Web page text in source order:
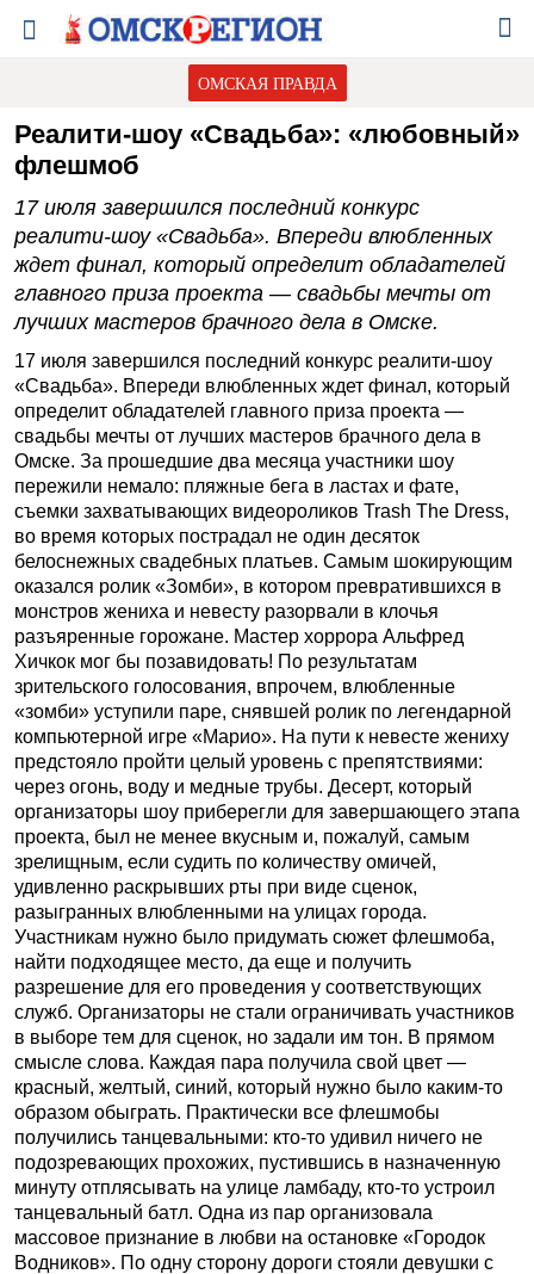
ОМСКАЯ ПРАВДА
Реалити-шоу «Свадьба»: «любовный»
флешмоб
17 июля завершился последний конкурс
реалити-шоу «Свадьба». Впереди влюбленных
ждет финал, который определит обладателей
главного приза проекта — свадьбы мечты от
лучших мастеров брачного дела в Омске.
17 июля завершился последний конкурс реалити-шоу
«Свадьба». Впереди влюбленных ждет финал, который
определит обладателей главного приза проекта —
свадьбы мечты от лучших мастеров брачного дела в
Омске. За прошедшие два месяца участники шоу
пережили немало: пляжные бега в ластах и фате,
съемки захватывающих видеороликов Trash The Dress,
во время которых пострадал не один десяток
белоснежных свадебных платьев. Самым шокирующим
оказался ролик «Зомби», в котором превратившихся в
монстров жениха и невесту разорвали в клочья
разъяренные горожане. Мастер хоррора Альфред
Хичкок мог бы позавидовать! По результатам
зрительского голосования, впрочем, влюбленные
«зомби» уступили паре, снявшей ролик по легендарной
компьютерной игре «Марио». На пути к невесте жениху
предстояло пройти целый уровень с препятствиями:
через огонь, воду и медные трубы. Десерт, который
организаторы шоу приберегли для завершающего этапа
проекта, был не менее вкусным и, пожалуй, самым
зрелищным, если судить по количеству омичей,
удивленно раскрывших рты при виде сценок,
разыгранных влюбленными на улицах города.
Участникам нужно было придумать сюжет флешмоба,
найти подходящее место, да еще и получить
разрешение для его проведения у соответствующих
служб. Организаторы не стали ограничивать участников
в выборе тем для сценок, но задали им тон. В прямом
смысле слова. Каждая пара получила свой цвет —
красный, желтый, синий, который нужно было каким-то
образом обыграть. Практически все флешмобы
получились танцевальными: кто-то удивил ничего не
подозревающих прохожих, пустившись в назначенную
минуту отплясывать на улице ламбаду, кто-то устроил
танцевальный батл. Одна из пар организовала
массовое признание в любви на остановке «Городок
Водников». По одну сторону дороги стояли девушки с